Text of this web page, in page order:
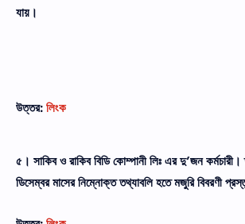
যায়।
উত্তর: লিংক
৫। সাকিব ও রাকিব বিডি কোম্পানী লিঃ এর দু’জন
ডিসেম্বর মাসের নিম্নোক্ত তথ্যাবলি হতে মজুরি বিবরণী